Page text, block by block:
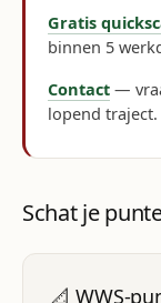
Gratis
binnen 5
Contact —
lopend traject.
Schat je
📐 WWS-